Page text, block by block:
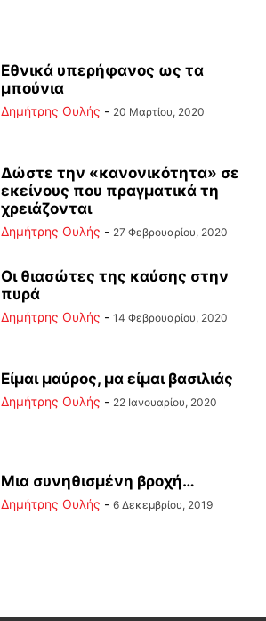
Εθνικά υπερήφανος ως τα
μπούνια
Δημήτρης Ουλής - 20 Μαρτίου, 2020
Δώστε την «κανονικότητα» σε
εκείνους που πραγματικά τη
χρειάζονται
Δημήτρης Ουλής - 27 Φεβρουαρίου, 2020
Οι θιασώτες της καύσης στην
πυρά
Δημήτρης Ουλής - 14 Φεβρουαρίου, 2020
Είμαι μαύρος, μα είμαι βασιλιάς
Δημήτρης Ουλής - 22 Ιανουαρίου, 2020
Μια συνηθισμένη βροχή…
Δημήτρης Ουλής - 6 Δεκεμβρίου, 2019